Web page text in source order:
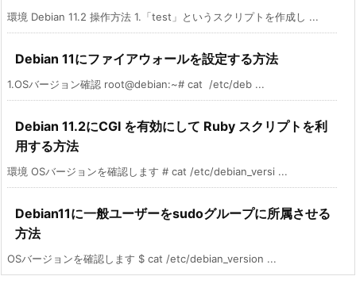
環境 Debian 11.2 操作方法 1.「test」というスクリプトを作成し ...
Debian 11にファイアウォールを設定する方法
1.OSバージョン確認 root@debian:~# cat /etc/deb ...
Debian 11.2にCGI を有効にして Ruby スクリプトを利
用する方法
環境 OSバージョンを確認します # cat /etc/debian_versi ...
Debian11に一般ユーザーをsudoグループに所属させる
方法
OSバージョンを確認します $ cat /etc/debian_version ...